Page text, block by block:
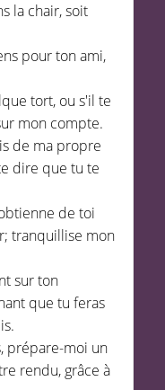
la chair, soit
pour ton ami,
tort, ou s'il te
mon compte.
de ma propre
dire que tu te
de toi
tranquillise mon
sur ton
que tu feras
prépare-moi un
rendu, grâce à